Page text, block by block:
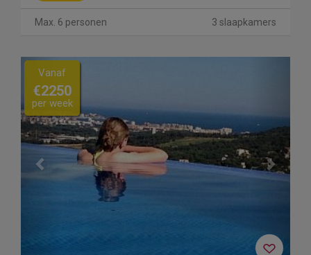
Max. 6 personen 3 slaapkamers
Previous
Vanaf
€2250
per week